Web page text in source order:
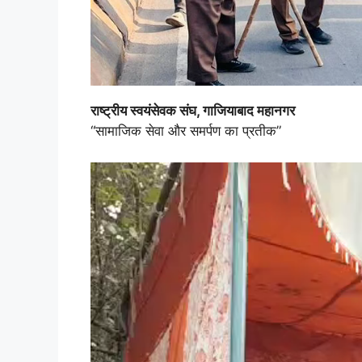
राष्ट्रीय स्वयंसेवक संघ, गाजियाबाद महानगर
“सामाजिक सेवा और समर्पण का प्रतीक”